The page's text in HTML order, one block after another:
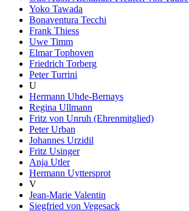
Yoko Tawada
Bonaventura Tecchi
Frank Thiess
Uwe Timm
Elmar Tophoven
Friedrich Torberg
Peter Turrini
U
Hermann Uhde-Bernays
Regina Ullmann
Fritz von Unruh (Ehrenmitglied)
Peter Urban
Johannes Urzidil
Fritz Usinger
Anja Utler
Hermann Uyttersprot
V
Jean-Marie Valentin
Siegfried von Vegesack